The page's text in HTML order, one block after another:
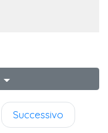
Successivo